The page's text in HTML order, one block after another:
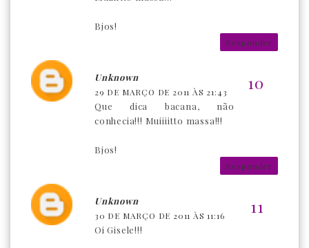
Bjos!
Responder
Unknown
29 DE MARÇO DE 2011 ÀS 21:43
Que dica bacana, não
conhecia!!! Muiiiitto massa!!!
Bjos!
Responder
Unknown
30 DE MARÇO DE 2011 ÀS 11:16
Oi Gisele!!!